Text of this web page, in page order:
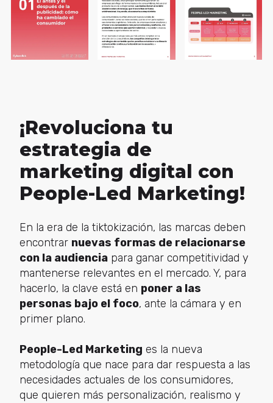
¡Revoluciona tu
estrategia de
marketing digital con
People-Led Marketing!
En la era de la tiktokización, las marcas deben
encontrar nuevas formas de relacionarse
con la audienciapara ganar competitividad y
mantenerse relevantes en el mercado. Y, para
hacerlo, la clave está en poner a las
personas bajo el foco, ante la cámara y en
primer plano.
People-Led Marketing es la nueva
metodología que nace para dar respuesta a las
necesidades actuales de los consumidores,
que quieren más personalización, realismo y